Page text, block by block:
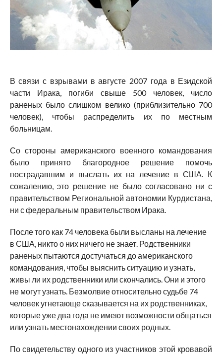
В связи с взрывами в августе 2007 года в Езидской
части Ирака, погиби свыше 500 человек, число
раненых было слишком велико (приблизительно 700
человек), чтобы распределить их по местным
больницам.
Со стороны американского военного командования
было принято благородное решение помочь
пострадавшим и выслать их на лечение в США. К
сожалению, это решение не было согласовано ни с
правительством Региональной автономии Курдистана,
ни с федеральным правительством Ирака.
После того как 74 человека были высланы на лечение
в США, никто о них ничего не знает. Родственники
раненых пытаются достучаться до американского
командования, чтобы выяснить ситуацию и узнать,
живы ли их родственники или скончались. Они и этого
не могут узнать. Безмолвие относительно судьбе 74
человек угнетающе сказывается на их родственниках,
которые уже два года не имеют возможности общаться
или узнать местонахождении своих родных.
По свидетельству одного из участников этой кровавой